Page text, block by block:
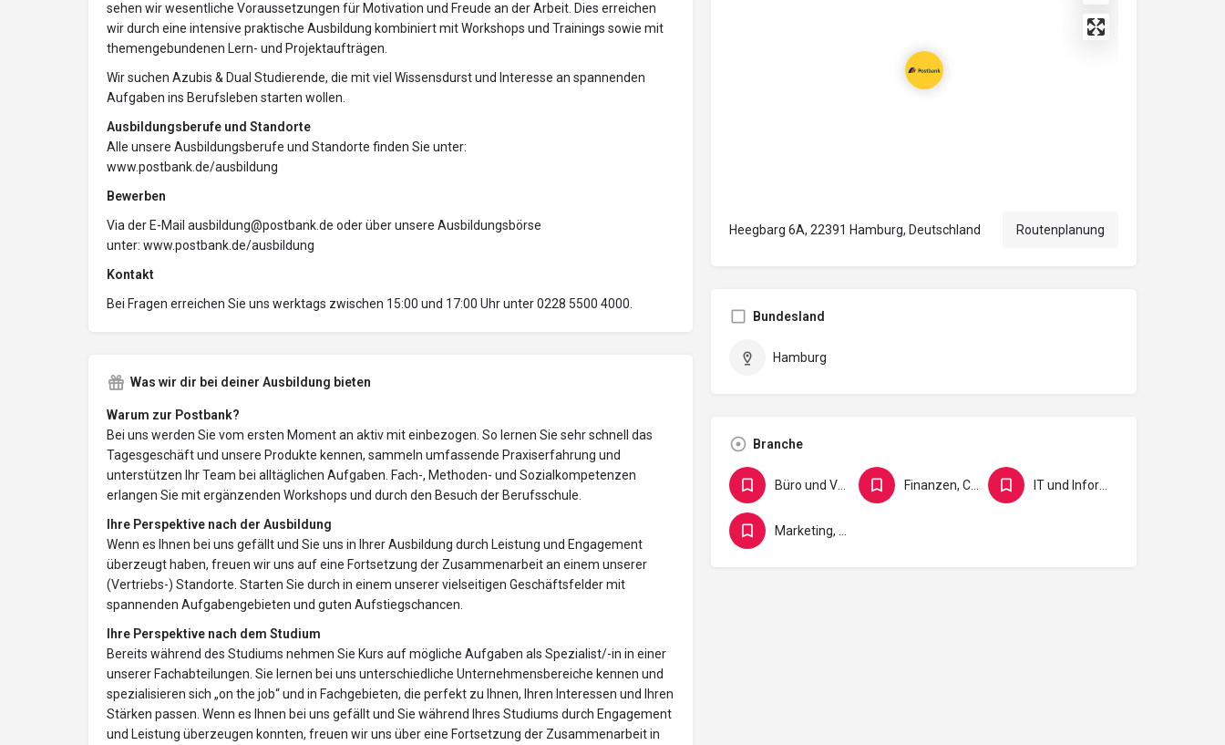
sehen wir wesentliche Voraussetzungen für Motivation und Freude an der Arbeit. Dies erreichen
wir durch eine intensive praktische Ausbildung kombiniert mit Workshops und Trainings sowie mit
themengebundenen Lern- und Projektaufträgen.
Wir suchen Azubis & Dual Studierende, die mit viel Wissensdurst und Interesse an spannenden
Aufgaben ins Berufsleben starten wollen.
Ausbildungsberufe und Standorte
Alle unsere Ausbildungsberufe und Standorte finden Sie unter:
www.postbank.de/ausbildung
Bewerben
Via der E-Mail ausbildung@postbank.de oder über unsere Ausbildungsbörse
unter: www.postbank.de/ausbildung
Kontakt
Bei Fragen erreichen Sie uns werktags zwischen 15:00 und 17:00 Uhr unter 0228 5500 4000.
Was wir dir bei deiner Ausbildung bieten
Warum zur Postbank?
Bei uns werden Sie vom ersten Moment an aktiv mit einbezogen. So lernen Sie sehr schnell das
Tagesgeschäft und unsere Produkte kennen, sammeln umfassende Praxiserfahrung und
unterstützen Ihr Team bei alltäglichen Aufgaben. Fach-, Methoden- und Sozialkompetenzen
erlangen Sie mit ergänzenden Workshops und durch den Besuch der Berufsschule.
Ihre Perspektive nach der Ausbildung
Wenn es Ihnen bei uns gefällt und Sie uns in Ihrer Ausbildung durch Leistung und Engagement
überzeugt haben, freuen wir uns auf eine Fortsetzung der Zusammenarbeit an einem unserer
(Vertriebs-) Standorte. Starten Sie durch in einem unserer vielseitigen Geschäftsfelder mit
spannenden Aufgabengebieten und guten Aufstiegschancen.
Ihre Perspektive nach dem Studium
Bereits während des Studiums nehmen Sie Kurs auf mögliche Aufgaben als Spezialist/-in in einer
unserer Fachabteilungen. Sie lernen bei uns unterschiedliche Unternehmensbereiche kennen und
spezialisieren sich „on the job“ und in Fachgebieten, die perfekt zu Ihnen, Ihren Interessen und Ihren
Stärken passen. Wenn es Ihnen bei uns gefällt und Sie während Ihres Studiums durch Engagement
und Leistung überzeugen konnten, freuen wir uns über eine Fortsetzung der Zusammenarbeit in
Heegbarg 6A, 22391 Hamburg, Deutschland Routenplanung
Bundesland
Hamburg
Branche
Büro und Verwaltung Finanzen, Controlling, Versicherung und Recht IT und Informatik
Marketing, Medien und Gestaltung